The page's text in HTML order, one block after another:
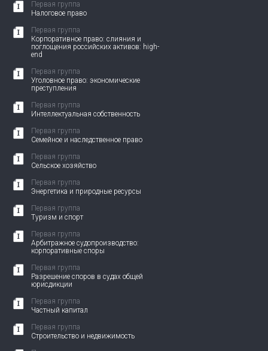
Первая группа
Налоговое право
Первая группа
Корпоративное право: слияния и
поглощения российских активов: high-
end
Первая группа
Уголовное право: экономические
преступления
Первая группа
Интеллектуальная собственность
Первая группа
Семейное и наследственное право
Первая группа
Сельское хозяйство
Первая группа
Энергетика и природные ресурсы
Первая группа
Туризм и спорт
Первая группа
Арбитражное судопроизводство:
корпоративные споры
Первая группа
Разрешение споров в судах общей
юрисдикции
Первая группа
Частный капитал
Первая группа
Строительство и недвижимость